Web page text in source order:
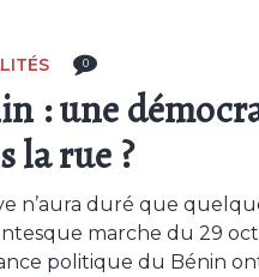
0
: une
la rue ?
n’aura duré que
marche du 29
politique du Bénin